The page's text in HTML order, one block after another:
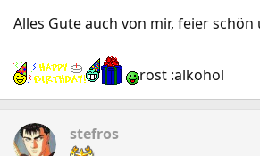
Alles Gute auch von mir, feier schön
rost :alkohol
stefros